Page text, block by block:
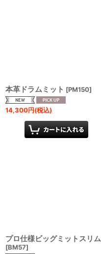
本革ドラムミット [PM150]
14,300円(税込)
プロ仕様ビッグミットスリム
[BM57]